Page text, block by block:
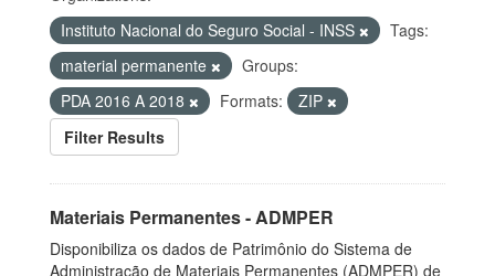
Instituto Nacional do Seguro Social - INSS
Tags:
material permanente
Groups:
PDA 2016 A 2018
Formats:
ZIP
Filter Results
Materiais Permanentes - ADMPER
Disponibiliza os dados de Patrimônio do Sistema de
Administração de Materiais Permanentes (ADMPER) de